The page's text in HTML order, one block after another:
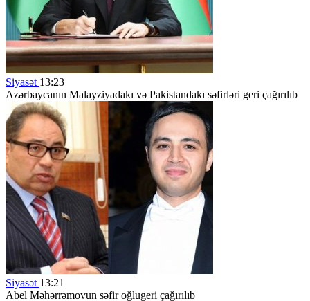
Siyasət 13:23
Azərbaycanın Malayziyadakı və Pakistandakı səfirləri geri çağırılıb
Siyasət 13:21
Abel Məhərrəmovun səfir oğlugeri çağırılıb